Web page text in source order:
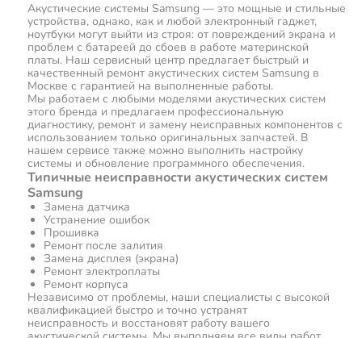
Акустические системы Samsung — это мощные и стильные
устройства, однако, как и любой электронный гаджет,
ноутбуки могут выйти из строя: от повреждений экрана и
проблем с батареей до сбоев в работе материнской
платы. Наш сервисный центр предлагает быстрый и
качественный ремонт акустических систем Samsung в
Москве с гарантией на выполненные работы.
Мы работаем с любыми моделями акустических систем
этого бренда и предлагаем профессиональную
диагностику, ремонт и замену неисправных компонентов с
использованием только оригинальных запчастей. В
нашем сервисе также можно выполнить настройку
системы и обновление программного обеспечения.
Типичные неисправности акустических систем
Samsung
Замена датчика
Устранение ошибок
Прошивка
Ремонт после залития
Замена дисплея (экрана)
Ремонт электроплаты
Ремонт корпуса
Независимо от проблемы, наши специалисты с высокой
квалификацией быстро и точно устранят
неисправность и восстановят работу вашего